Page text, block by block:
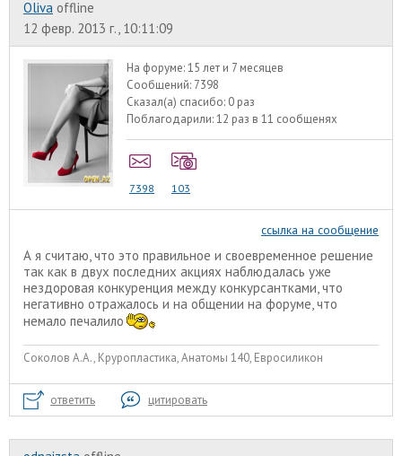
Oliva offline
12 февр. 2013 г., 10:11:09
На форуме:15 лет и 7 месяцев
Сообщений: 7398
Сказал(а) спасибо: 0 раз
Поблагодарили:12 раз в 11 сообщенях
7398 103
ссылка на сообщение
А я считаю, что это правильное и своевременное решение
так как в двух последних акциях наблюдалась уже
нездоровая конкуренция между конкурсантками, что
негативно отражалось и на общении на форуме, что
немало печалило
Соколов А.А., Круропластика, Анатомы 140, Евросиликон
ответить цитировать